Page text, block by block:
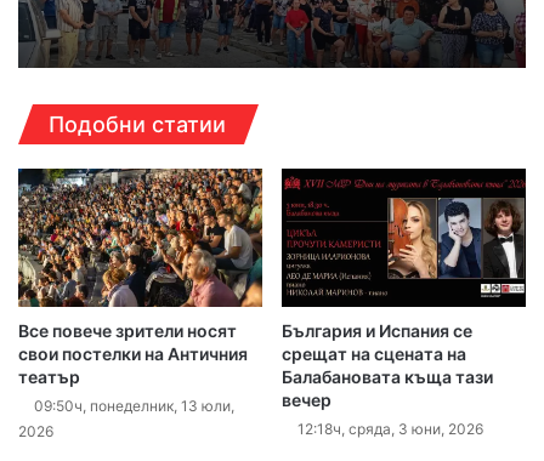
Подобни статии
Все повече зрители носят
свои постелки на Античния
театър
09:50ч, понеделник, 13 юли,
2026
България и Испания се
срещат на сцената на
Балабановата къща тази
вечер
12:18ч, сряда, 3 юни, 2026